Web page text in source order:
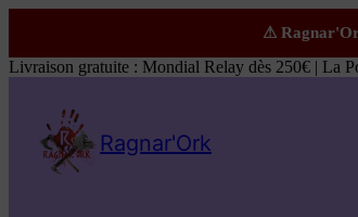
Livraison gratuite : Mondial Relay dès 250€ | La
Ragnar'Ork